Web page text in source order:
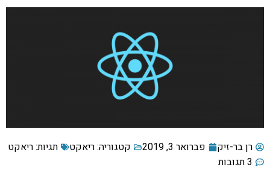
רן בר-זיק פברואר 3, 2019 קטגוריה:ריאקט תגיות:ריאקט
3 תגובות